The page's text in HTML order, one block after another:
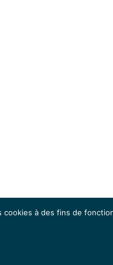
cookies à des fins de